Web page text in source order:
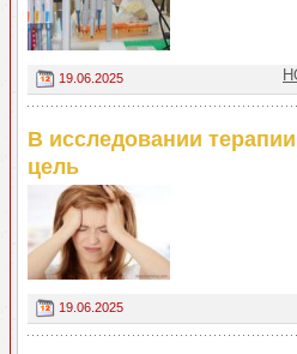
19.06.2025
В исследовании
цель
19.06.2025